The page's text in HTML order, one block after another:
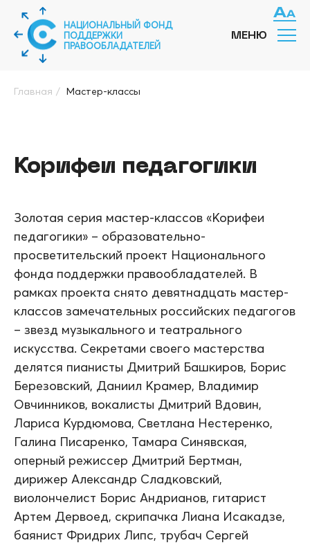
НАЦИОНАЛЬНЫЙ ФОНД
ПОДДЕРЖКИ
ПРАВООБЛАДАТЕЛЕЙ
МЕНЮ
Главная / Мастер-классы
Корифеи педагогики
Золотая серия мастер-классов «Корифеи
педагогики» – образовательно-
просветительский проект Национального
фонда поддержки правообладателей. В
рамках проекта снято девятнадцать мастер-
классов замечательных российских педагогов
– звезд музыкального и театрального
искусства. Секретами своего мастерства
делятся пианисты Дмитрий Башкиров, Борис
Березовский, Даниил Крамер, Владимир
Овчинников, вокалисты Дмитрий Вдовин,
Лариса Курдюмова, Светлана Нестеренко,
Галина Писаренко, Тамара Синявская,
оперный режиссер Дмитрий Бертман,
дирижер Александр Сладковский,
виолончелист Борис Андрианов, гитарист
Артем Дервоед, скрипачка Лиана Исакадзе,
баянист Фридрих Липс, трубач Сергей